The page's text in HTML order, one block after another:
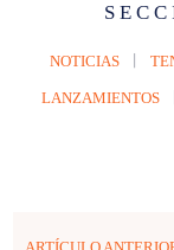
NOTICIAS
LANZAMIENTOS